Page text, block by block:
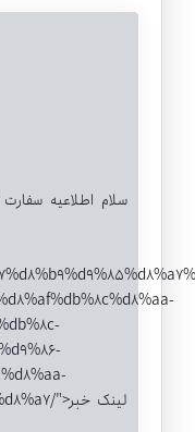
سلام اطلاعیه
%da%a9%d8%b1%d9%88%d9%86%d8%a7/">لینک خبر